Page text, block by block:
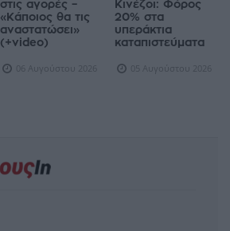
στις αγορές –
«Κάποιος θα τις
αναστατώσει»
(+video)
06 Αυγούστου 2026
Κινέζοι: Φόρος
20% στα
υπεράκτια
καταπιστεύματα
05 Αυγούστου 2026